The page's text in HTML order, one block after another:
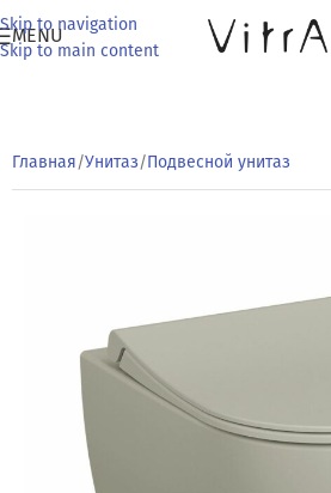
Skip to navigation
Skip to main content
MENU
Главная/Унитаз/Подвесной унитаз